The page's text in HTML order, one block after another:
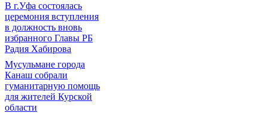
В г.Уфа состоялась
церемония вступления
в должность вновь
избранного Главы РБ
Радия Хабирова
Мусульмане города
Канаш собрали
гуманитарную помощь
для жителей Курской
области